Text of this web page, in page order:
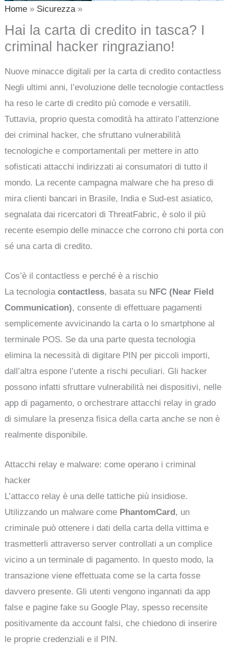
Home Sicurezza
Hai la carta di credito in tasca? I
criminal hacker ringraziano!
Nuove minacce digitali per la carta di credito contactless
Negli ultimi anni, l’evoluzione delle tecnologie contactless
ha reso le carte di credito più comode e versatili.
Tuttavia, proprio questa comodità ha attirato l’attenzione
dei criminal hacker, che sfruttano vulnerabilità
tecnologiche e comportamentali per mettere in atto
sofisticati attacchi indirizzati ai consumatori di tutto il
mondo. La recente campagna malware che ha preso di
mira clienti bancari in Brasile, India e Sud-est asiatico,
segnalata dai ricercatori di ThreatFabric, è solo il più
recente esempio delle minacce che corrono chi porta con
sé una carta di credito.
Cos’è il contactless e perché è a rischio
La tecnologiacontactless, basata su NFC (Near Field
Communication), consente di effettuare pagamenti
semplicemente avvicinando la carta o lo smartphone al
terminale POS. Se da una parte questa tecnologia
elimina la necessità di digitare PIN per piccoli importi,
dall’altra espone l’utente a rischi peculiari. Gli hacker
possono infatti sfruttare vulnerabilità nei dispositivi, nelle
app di pagamento, o orchestrare attacchi relay in grado
di simulare la presenza fisica della carta anche se non è
realmente disponibile.
Attacchi relay e malware: come operano i criminal
hacker
L’attacco relay è una delle tattiche più insidiose.
Utilizzando un malware come PhantomCard, un
criminale può ottenere i dati della carta della vittima e
trasmetterli attraverso server controllati a un complice
vicino a un terminale di pagamento. In questo modo, la
transazione viene effettuata come se la carta fosse
davvero presente. Gli utenti vengono ingannati da app
false e pagine fake su Google Play, spesso recensite
positivamente da account falsi, che chiedono di inserire
le proprie credenziali e il PIN.